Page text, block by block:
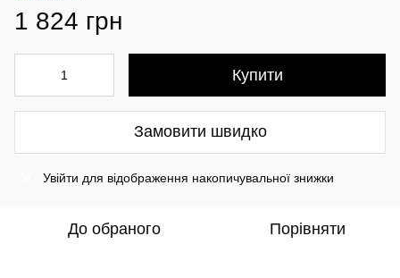
1 824 грн
Купити
Замовити швидко
Увійти для відображення накопичувальної знижки
До обраного Порівняти